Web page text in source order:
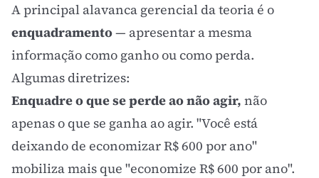
A principal alavanca gerencial da teoria é o
enquadramento— apresentar a mesma
informação como ganho ou como perda.
Algumas diretrizes:
Enquadre o que se perde ao não agir, não
apenas o que se ganha ao agir. "Você está
deixando de economizar R$ 600 por ano"
mobiliza mais que "economize R$ 600 por ano".